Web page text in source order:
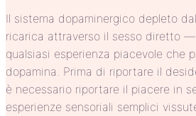
Il sistema dopaminergico depleto
ricarica attraverso il sesso diretto
qualsiasi esperienza piacevole che
dopamina. Prima di riportare il
è necessario riportare il piacere in
esperienze sensoriali semplici